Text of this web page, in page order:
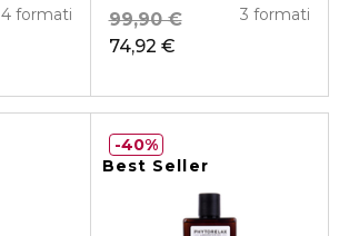
4 formati
74,92 €
99,90 € 3 formati
Best Seller
40%